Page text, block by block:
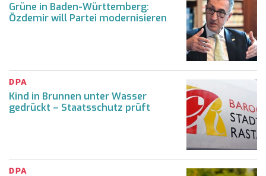
Grüne in Baden-Württemberg:
Özdemir will Partei modernisieren
DPA
Kind in Brunnen unter Wasser
gedrückt – Staatsschutz prüft
DPA